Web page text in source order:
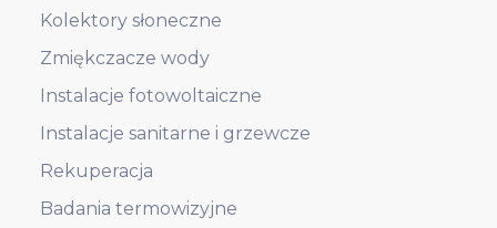
Kolektory słoneczne
Zmiękczacze wody
Instalacje fotowoltaiczne
Instalacje sanitarne i grzewcze
Rekuperacja
Badania termowizyjne